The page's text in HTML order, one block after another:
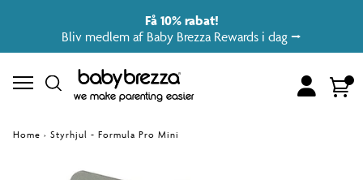
Få 10% rabat!
Bliv medlem af Baby Brezza Rewards i dag ⭢
AccountCart
we make parenting easier
Home › Styrhjul - Formula Pro Mini